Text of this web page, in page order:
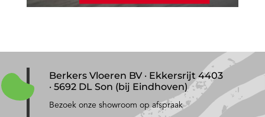
Berkers Vloeren BV · Ekkersrijt 4403
· 5692 DL Son (bij Eindhoven)
Bezoek onze showroom op afspraak